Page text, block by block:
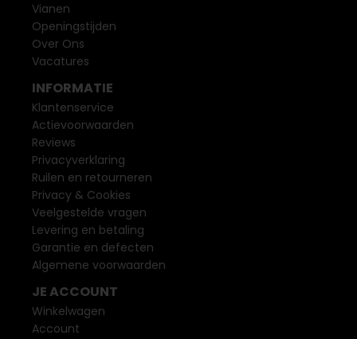
Vianen
Openingstijden
Over Ons
Vacatures
INFORMATIE
Klantenservice
Actievoorwaarden
Reviews
Privacyverklaring
Ruilen en retourneren
Privacy & Cookies
Veelgestelde vragen
Levering en betaling
Garantie en defecten
Algemene voorwaarden
JE ACCOUNT
Winkelwagen
Account